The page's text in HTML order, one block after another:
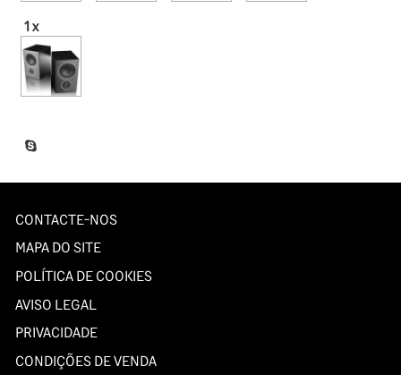
1 x
CONTACTE-NOS
MAPA DO SITE
POLÍTICA DE COOKIES
AVISO LEGAL
PRIVACIDADE
CONDIÇÕES DE VENDA